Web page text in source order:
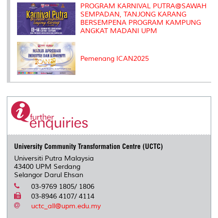
PROGRAM KARNIVAL PUTRA@SAWAH
SEMPADAN, TANJONG KARANG
BERSEMPENA PROGRAM KAMPUNG
ANGKAT MADANI UPM
Pemenang ICAN2025
University Community Transformation Centre (UCTC)
Universiti Putra Malaysia
43400 UPM Serdang
Selangor Darul Ehsan
03-9769 1805/ 1806
03-8946 4107/ 4114
uctc_all@upm.edu.my